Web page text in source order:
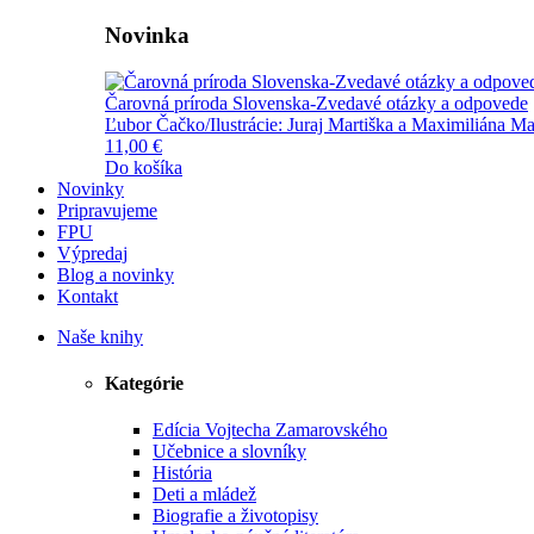
Novinka
Čarovná príroda Slovenska-Zvedavé otázky a odpovede
Ľubor Čačko/Ilustrácie: Juraj Martiška a Maximiliána
11,00 €
Do košíka
Novinky
Pripravujeme
FPU
Výpredaj
Blog a novinky
Kontakt
Naše knihy
Kategórie
Edícia Vojtecha Zamarovského
Učebnice a slovníky
História
Deti a mládež
Biografie a životopisy